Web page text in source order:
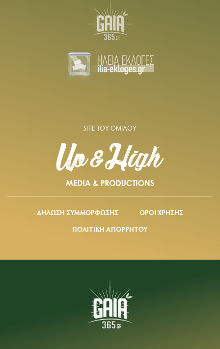
SITE ΤΟΥ ΟΜΙΛΟΥ
ΔΗΛΩΣΗ ΣΥΜΜΟΡΦΩΣΗΣ
ΟΡΟΙ ΧΡΗΣΗΣ
ΠΟΛΙΤΙΚΗ ΑΠΟΡΡΗΤΟΥ